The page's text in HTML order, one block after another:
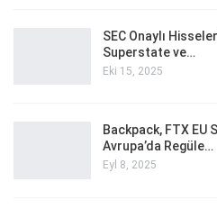
SEC Onaylı
Superstate ve…
Eki 15, 2025
Backpack, FTX EU
Avrupa’da Regüle…
Eyl 8, 2025